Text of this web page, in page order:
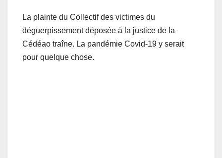
La plainte du Collectif des victimes du
déguerpissement déposée à la justice de la
Cédéao traîne. La pandémie Covid-19 y serait
pour quelque chose.